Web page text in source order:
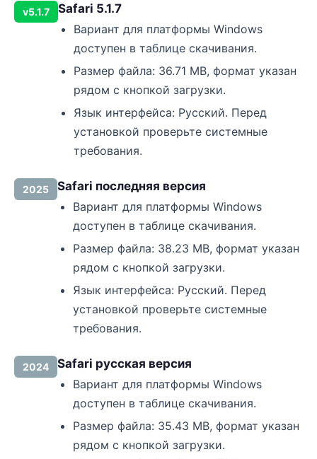
v5.1.7
Safari 5.1.7
Вариант для платформы Windows
доступен в таблице скачивания.
Размер файла: 36.71 MB, формат указан
рядом с кнопкой загрузки.
Язык интерфейса: Русский. Перед
установкой проверьте системные
требования.
2025
Safari последняя версия
Вариант для платформы Windows
доступен в таблице скачивания.
Размер файла: 38.23 MB, формат указан
рядом с кнопкой загрузки.
Язык интерфейса: Русский. Перед
установкой проверьте системные
требования.
2024
Safari русская версия
Вариант для платформы Windows
доступен в таблице скачивания.
Размер файла: 35.43 MB, формат указан
рядом с кнопкой загрузки.